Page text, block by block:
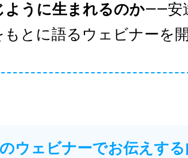
ように生まれるのか——安
もとに語るウェビナーを
ウェビナーでお伝えす